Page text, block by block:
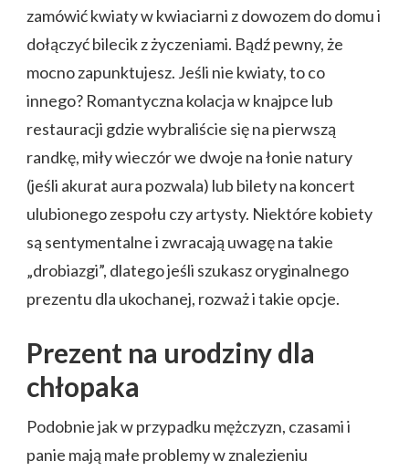
zamówić kwiaty w kwiaciarni z dowozem do domu i
dołączyć bilecik z życzeniami. Bądź pewny, że
mocno zapunktujesz. Jeśli nie kwiaty, to co
innego? Romantyczna kolacja w knajpce lub
restauracji gdzie wybraliście się na pierwszą
randkę, miły wieczór we dwoje na łonie natury
(jeśli akurat aura pozwala) lub bilety na koncert
ulubionego zespołu czy artysty. Niektóre kobiety
są sentymentalne i zwracają uwagę na takie
„drobiazgi”, dlatego jeśli szukasz oryginalnego
prezentu dla ukochanej, rozważ i takie opcje.
Prezent na urodziny dla
chłopaka
Podobnie jak w przypadku mężczyzn, czasami i
panie mają małe problemy w znalezieniu